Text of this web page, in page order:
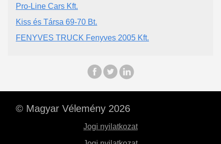
Pro-Line Cars Kft.
Kiss és Társa 69-70 Bt.
FENYVES TRUCK Fenyves 2005 Kft.
© Magyar Vélemény 2026
Jogi nyilatkozat